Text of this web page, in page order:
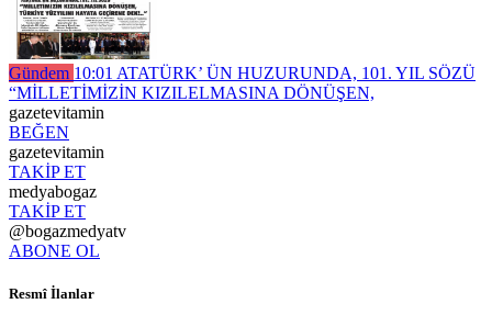
Gündem 10:01 ATATÜRK’ ÜN HUZURUNDA, 101. YIL SÖZÜ
“MİLLETİMİZİN KIZILELMASINA DÖNÜŞEN,
gazetevitamin
BEĞEN
gazetevitamin
TAKİP ET
medyabogaz
TAKİP ET
@bogazmedyatv
ABONE OL
Resmî İlanlar